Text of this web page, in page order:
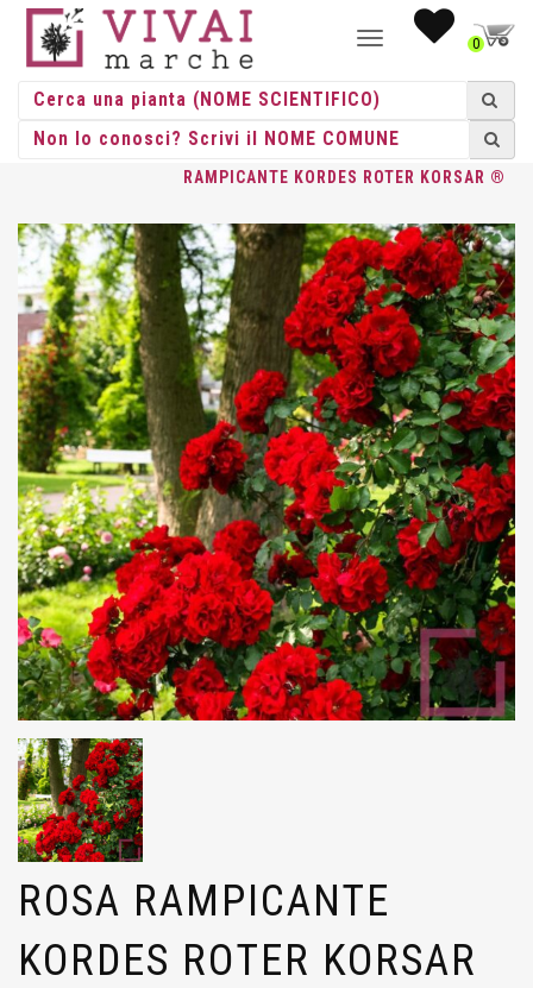
NAVIGAZIONE0
HOME/ROSE/ROSE RAMPICANTI/ KORDES / ROSA
RAMPICANTE KORDES ROTER KORSAR ®
ROSA RAMPICANTE
KORDES ROTER KORSAR